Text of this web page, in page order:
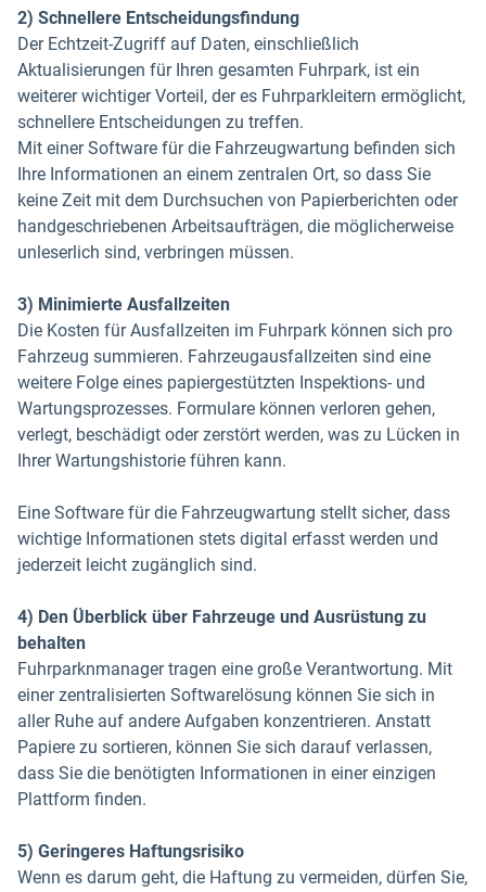
2) Schnellere Entscheidungsfindung
Der Echtzeit-Zugriff auf Daten, einschließlich
Aktualisierungen für Ihren gesamten Fuhrpark, ist ein
weiterer wichtiger Vorteil, der es Fuhrparkleitern ermöglicht,
schnellere Entscheidungen zu treffen.
Mit einer Software für die Fahrzeugwartung befinden sich
Ihre Informationen an einem zentralen Ort, so dass Sie
keine Zeit mit dem Durchsuchen von Papierberichten oder
handgeschriebenen Arbeitsaufträgen, die möglicherweise
unleserlich sind, verbringen müssen.
3) Minimierte Ausfallzeiten
Die Kosten für Ausfallzeiten im Fuhrpark können sich pro
Fahrzeug summieren. Fahrzeugausfallzeiten sind eine
weitere Folge eines papiergestützten Inspektions- und
Wartungsprozesses. Formulare können verloren gehen,
verlegt, beschädigt oder zerstört werden, was zu Lücken in
Ihrer Wartungshistorie führen kann.
Eine Software für die Fahrzeugwartung stellt sicher, dass
wichtige Informationen stets digital erfasst werden und
jederzeit leicht zugänglich sind.
4) Den Überblick über Fahrzeuge und Ausrüstung zu
behalten
Fuhrparknmanager tragen eine große Verantwortung. Mit
einer zentralisierten Softwarelösung können Sie sich in
aller Ruhe auf andere Aufgaben konzentrieren. Anstatt
Papiere zu sortieren, können Sie sich darauf verlassen,
dass Sie die benötigten Informationen in einer einzigen
Plattform finden.
5) Geringeres Haftungsrisiko
Wenn es darum geht, die Haftung zu vermeiden, dürfen Sie,